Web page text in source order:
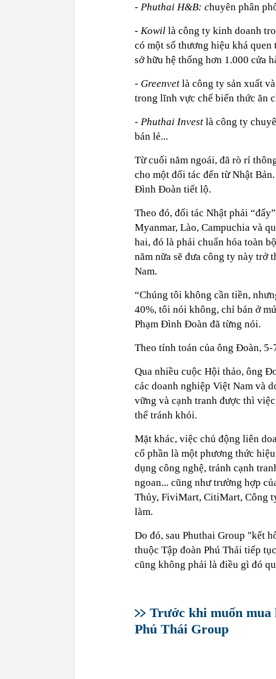
- Phuthai H&B: chuyên phân
- Kowil là công ty kinh doanh
có một số thương hiệu khá
sở hữu hệ thống hơn 1.000 cửa
- Greenvet là công ty sản xuất
trong lĩnh vực chế biến thức ăn
- Phuthai Invest là công ty
bán lẻ...
Từ cuối năm ngoái, đã rò rỉ
cho một đối tác đến từ Nhật
Đình Đoàn tiết lộ.
Theo đó, đối tác Nhật phải
Myanmar, Lào, Campuchia và
hai, đó là phải chuẩn hóa toàn
năm nữa sẽ đưa công ty này trở
Nam.
“Chúng tôi không cần tiền,
40%, tôi nói không, chỉ bán ở
Phạm Đình Đoàn đã từng nói.
Theo tính toán của ông Đoàn,
Qua nhiều cuộc Hội thảo, ông
các doanh nghiệp Việt Nam và
vững và cạnh tranh được thì
thể tránh khỏi.
Mặt khác, việc chủ động liên
cổ phần là một phương thức
dụng công nghệ, tránh cạnh
ngoan... cũng như trường hợp
Thủy, FiviMart, CitiMart, Công
làm.
Do đó, sau Phuthai Group "kết
thuộc Tập đoàn Phú Thái tiếp
cũng không phải là điều gì đó
Trước khi muốn
Phú Thái Group